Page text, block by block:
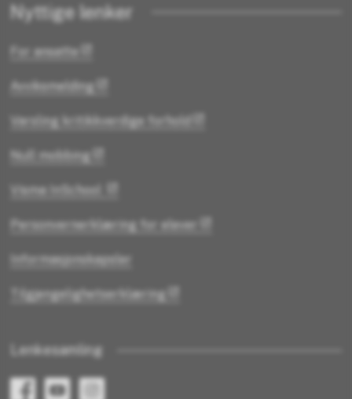
Nyttige lenker
For ansatte
Avviksmelding
Varsling kritikkverdige forhold
Null mobbing
Visma InSchool
Personvernerklæring for elever
Informasjonskapsler
Tilgjengelighetserklæring
Lenkesamling